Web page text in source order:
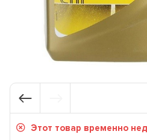
Этот товар временно